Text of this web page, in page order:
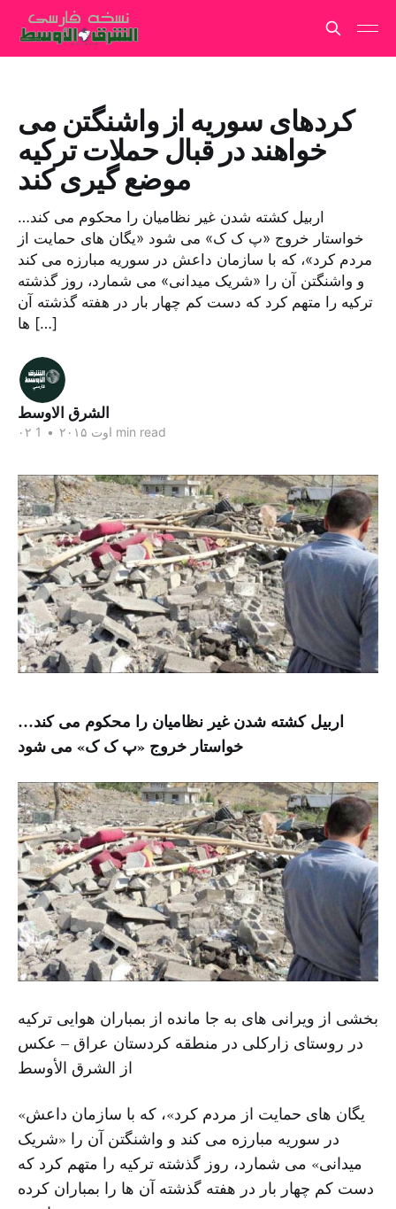
کردهای سوریه از واشنگتن می
خواهند در قبال حملات ترکیه
موضع گیری کند
اربیل کشته شدن غیر نظامیان را محکوم می کند…
خواستار خروج «پ ک ک» می شود «یگان های حمایت از
مردم کرد»، که با سازمان داعش در سوریه مبارزه می کند
و واشنگتن آن را «شریک میدانی» می شمارد، روز گذشته
ترکیه را متهم کرد که دست کم چهار بار در هفته گذشته آن
ها […]
الشرق الاوسط
۰۲ اوت ۲۰۱۵ • 1 min read
اربیل کشته شدن غیر نظامیان را محکوم می کند…
خواستار خروج «پ ک ک» می شود
بخشی از ویرانی های به جا مانده از بمباران هوایی ترکیه
در روستای زارکلی در منطقه کردستان عراق – عکس
از الشرق الأوسط
«یگان های حمایت از مردم کرد»، که با سازمان داعش
در سوریه مبارزه می کند و واشنگتن آن را «شریک
میدانی» می شمارد، روز گذشته ترکیه را متهم کرد که
دست کم چهار بار در هفته گذشته آن ها را بمباران کرده